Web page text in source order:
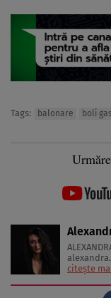
Tags: balonare boli
de
Iubeşte
citește